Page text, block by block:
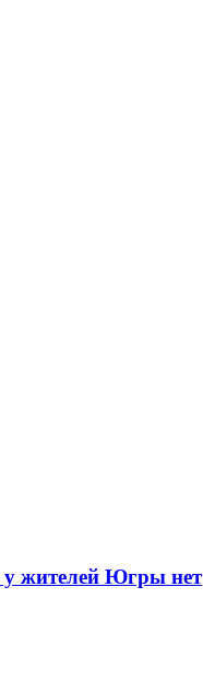
у жителей Югры нет